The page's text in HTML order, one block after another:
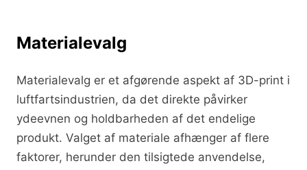
Materialevalg
Materialevalg er et afgørende aspekt af 3D-print i
luftfartsindustrien, da det direkte påvirker
ydeevnen og holdbarheden af det endelige
produkt. Valget af materiale afhænger af flere
faktorer, herunder den tilsigtede anvendelse,